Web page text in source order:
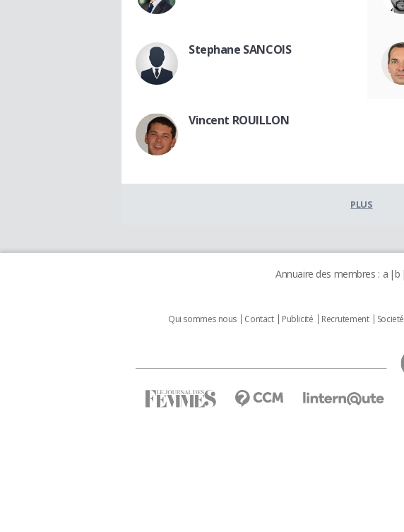
Stephane SANCOIS
Vincent ROUILLON
PLUS
Annuaire des membres : a b
Qui sommes nous Contact Publicité Recrutement Societé